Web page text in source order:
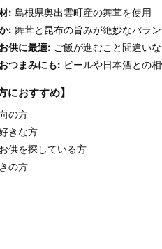
: 島根県奥出雲町産の舞茸を使用
: 舞茸と昆布の旨みが絶妙なバラン
供に最適: ご飯が進むこと間違いな
つまみにも: ビールや日本酒との
におすすめ】
の方
きな方
供を探している方
の方